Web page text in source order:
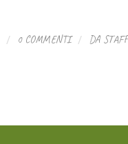
/ 0 COMMENTI / DA STAFF